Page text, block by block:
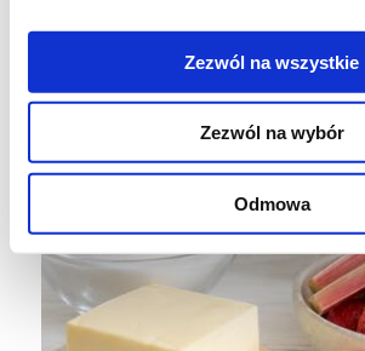
Zezwól na wszystkie
Zezwól na wybór
Odmowa